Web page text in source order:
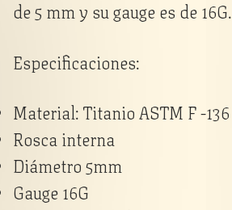
de 5 mm y su gauge es de 16G.
Especificaciones:
Material: Titanio ASTM F -136
Rosca interna
Diámetro 5mm
Gauge 16G